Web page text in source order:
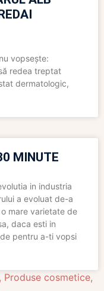
vopsește:
redea treptat
dermatologic,
MINUTE
in industria
a evoluat de-a
mare varietate de
daca esti in
pentru a-ti vopsi
, Produse cosmetice,